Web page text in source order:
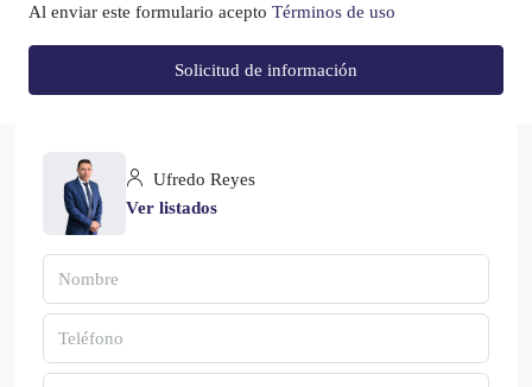
Al enviar este formulario acepto Términos de uso
Solicitud de información
Ufredo Reyes
Ver listados